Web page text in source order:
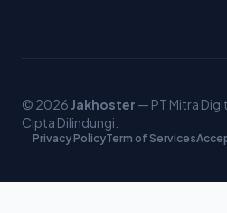
© 2026 Jakhoster — PT Mitra
Cipta Dilindungi.
Privacy PolicyTerm of Services